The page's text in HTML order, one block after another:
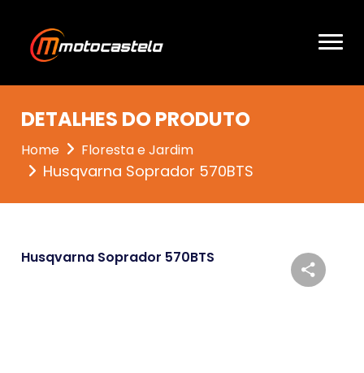
DETALHES DO PRODUTO
Home Floresta e Jardim
Husqvarna Soprador 570BTS
Husqvarna Soprador 570BTS